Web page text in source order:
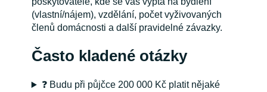
(vlastní/nájem), vzdělání, počet vyživovaných
členů domácnosti a další pravidelné závazky.
Často kladené otázky
❓ Budu při půjčce 200 000 Kč platit nějaké